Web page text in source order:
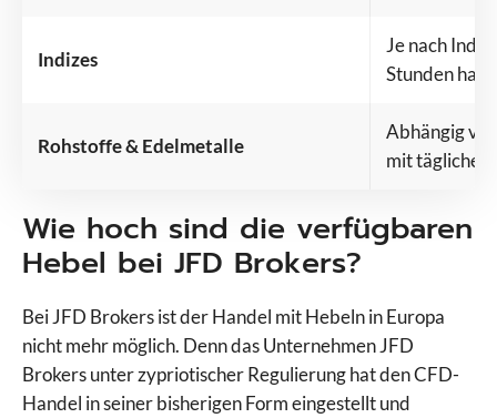
Indizes
Je nach
Stunden
Rohstoffe & Edelmetalle
Abhängig
mit täglichen
Wie hoch sind die verfügbaren
Hebel bei JFD Brokers?
Bei JFD Brokers ist der Handel mit Hebeln in Europa
nicht mehr möglich. Denn das Unternehmen JFD
Brokers unter zypriotischer Regulierung hat den CFD-
Handel in seiner bisherigen Form eingestellt und